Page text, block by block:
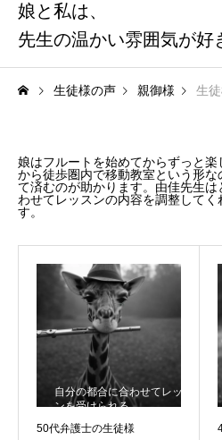
カリキュラムの詳細
よくあるご質問（FAQ）
アクセス情報
サイトマップ
GALLERY
娘と私は、
先生の温かい雰囲気が好
生徒様の声 親御様 生
娘はフルートを始めてからずっと
から徒歩圏内で移動教室という形な
て済むのが助かります。由佳先生
わせてレッスンの内容を調整して
す。
50代弁護士の生徒様
自分の都合に合わせてレッス
ンを受けられる